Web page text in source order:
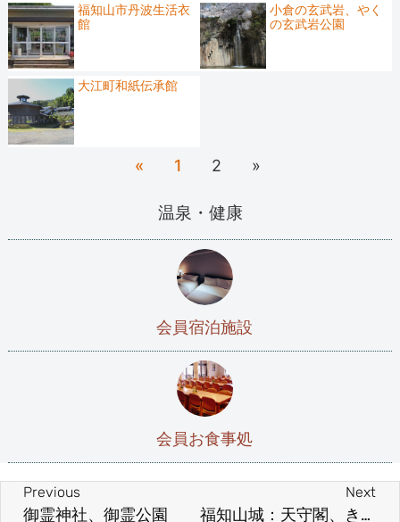
福知山市丹波生活衣
館
小倉の玄武岩、やく
の玄武岩公園
大江町和紙伝承館
« 1 2 »
温泉・健康
会員宿泊施設
会員お食事処
Previous
御霊神社、御霊公園
Next
福知山城：天守閣、ききょう、福知山踊り